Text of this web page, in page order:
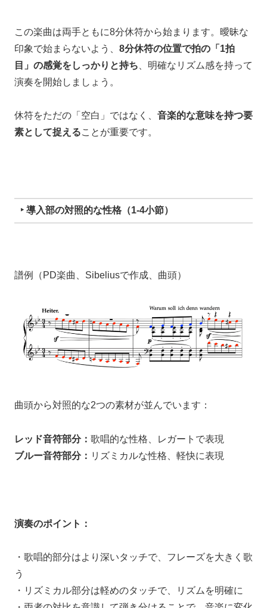
この楽曲は両手ともに8分休符から始まります。曖昧な
印象で始まらないよう、 8分休符の位置で拍の「1拍
目」の感覚をしっかりと持ち 、明確なリズム感を持って
演奏を開始しましょう。
休符をただの「空白」ではなく、 音楽的な意味を持つ要
素として捉えることが重要です。
‣ 導入部の対照的な性格（1-4小節）
譜例（PD楽曲、Sibeliusで作成、曲頭）
曲頭から対照的な2つの素材が並んでいます：
レッド音符部分： 歌唱的な性格、レガートで表現
ブルー音符部分： リズミカルな性格、軽快に表現
演奏のポイント：
・歌唱的部分はより深いタッチで、フレーズを大きく歌
う
・リズミカル部分は軽めのタッチで、リズムを明確に